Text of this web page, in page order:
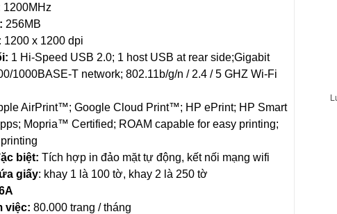
1200MHz
256MB
1200 x 1200 dpi
1 Hi-Speed USB 2.0; 1 host USB at rear side;Gigabit
1000BASE-T network; 802.11b/g/n / 2.4 / 5 GHZ Wi-Fi
AirPrint™; Google Cloud Print™; HP ePrint; HP Smart
Mopria™ Certified; ROAM capable for easy printing;
biệt:Tích hợp in đảo mặt tự động, kết nối mạng wifi
giấy: khay 1 là 100 tờ, khay 2 là 250 tờ
việc:80.000 trang / tháng